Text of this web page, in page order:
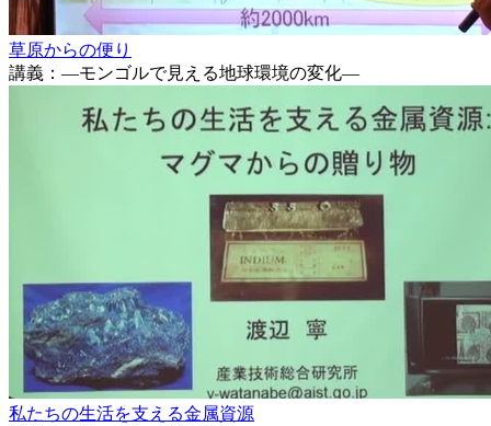
草原からの便り
講義：―モンゴルで見える地球環境の変化―
私たちの生活を支える金属資源